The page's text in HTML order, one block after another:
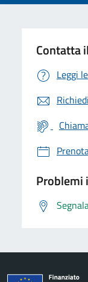
Contatta
Leggi
Problemi